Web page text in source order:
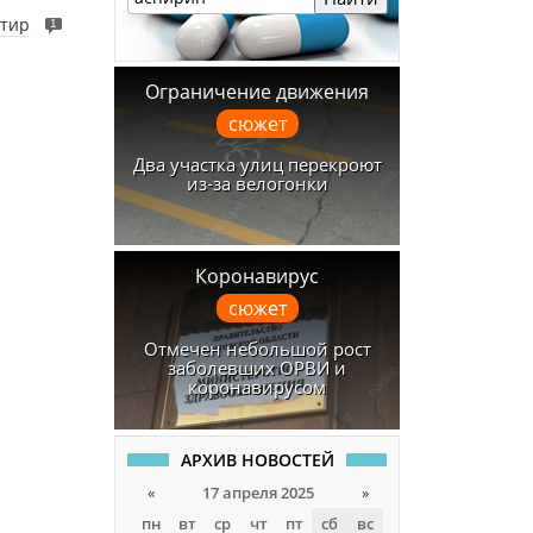
1
Ограничение движения
сюжет
Два участка улиц перекроют
из-за велогонки
Коронавирус
сюжет
Отмечен небольшой рост
заболевших ОРВИ и
коронавирусом
АРХИВ НОВОСТЕЙ
« 17 апреля 2025
»
пн
вт ср чт пт сб вс